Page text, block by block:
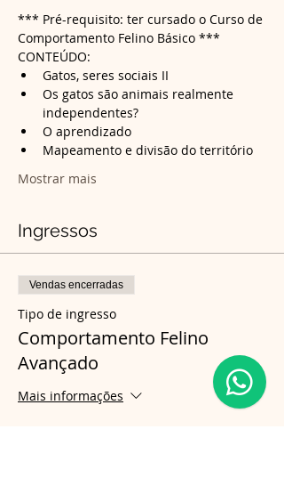
*** Pré-requisito: ter cursado o Curso de
Comportamento Felino Básico ***
CONTEÚDO:
Gatos, seres sociais II
Os gatos são animais realmente
independentes?
O aprendizado
Mapeamento e divisão do território
Mostrar mais
Ingressos
Vendas encerradas
Tipo de ingresso
Comportamento Felino
Avançado
Mais informações